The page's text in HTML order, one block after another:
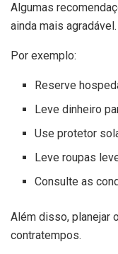
Algumas
ainda mais agradável.
Por exemplo:
Reserve
Leve dinheiro
Use protetor
Leve roupas
Consulte as
Além disso, planejar
contratempos.